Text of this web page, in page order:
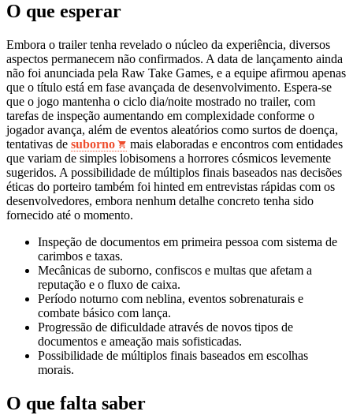
O que esperar
Embora o trailer tenha revelado o núcleo da experiência, diversos
aspectos permanecem não confirmados. A data de lançamento ainda
não foi anunciada pela Raw Take Games, e a equipe afirmou apenas
que o título está em fase avançada de desenvolvimento. Espera-se
que o jogo mantenha o ciclo dia/noite mostrado no trailer, com
tarefas de inspeção aumentando em complexidade conforme o
jogador avança, além de eventos aleatórios como surtos de doença,
tentativas de suborno
mais elaboradas e encontros com entidades
que variam de simples lobisomens a horrores cósmicos levemente
sugeridos. A possibilidade de múltiplos finais baseados nas decisões
éticas do porteiro também foi hinted em entrevistas rápidas com os
desenvolvedores, embora nenhum detalhe concreto tenha sido
fornecido até o momento.
Inspeção de documentos em primeira pessoa com sistema de
carimbos e taxas.
Mecânicas de suborno, confiscos e multas que afetam a
reputação e o fluxo de caixa.
Período noturno com neblina, eventos sobrenaturais e
combate básico com lança.
Progressão de dificuldade através de novos tipos de
documentos e ameaçăo mais sofisticadas.
Possibilidade de múltiplos finais baseados em escolhas
morais.
O que falta saber